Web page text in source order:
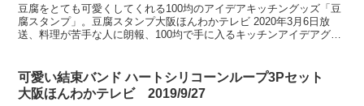
豆腐をとても可愛くしてくれる100均のアイデアキッチングッズ「豆
腐スタンプ」。豆腐スタンプ大阪ほんわかテレビ 2020年3月6日放
送、料理が苦手な人に朗報、100均で手に入るキッチンアイデアグッ
可愛い結束バンド ハートシリコーンループ3Pセット
大阪ほんわかテレビ 2019/9/27